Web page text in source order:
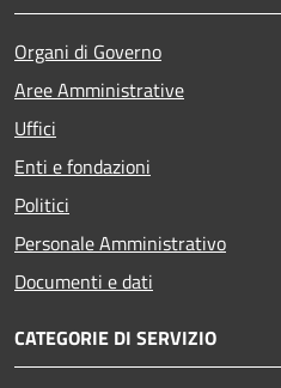
Organi di Governo
Aree Amministrative
Uffici
Enti e fondazioni
Politici
Personale Amministrativo
Documenti e dati
CATEGORIE DI SERVIZIO